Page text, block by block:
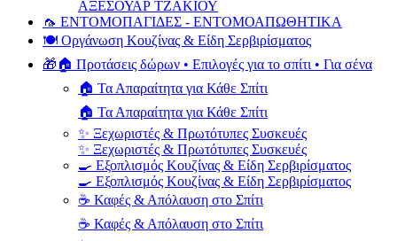
ΑΞΕΣΟΥΑΡ ΤΖΑΚΙΟΥ
🦟 ΕΝΤΟΜΟΠΑΓΙΔΕΣ - ΕΝΤΟΜΟΑΠΩΘΗΤΙΚΑ
🍽️ Οργάνωση Κουζίνας & Είδη Σερβιρίσματος
🎁🏠 Προτάσεις δώρων • Επιλογές για το σπίτι • Για σένα
🏠 Τα Απαραίτητα για Κάθε Σπίτι
🏠 Τα Απαραίτητα για Κάθε Σπίτι
✨ Ξεχωριστές & Πρωτότυπες Συσκευές
✨ Ξεχωριστές & Πρωτότυπες Συσκευές
🍳 Εξοπλισμός Κουζίνας & Είδη Σερβιρίσματος
🍳 Εξοπλισμός Κουζίνας & Είδη Σερβιρίσματος
☕ Καφές & Απόλαυση στο Σπίτι
☕ Καφές & Απόλαυση στο Σπίτι